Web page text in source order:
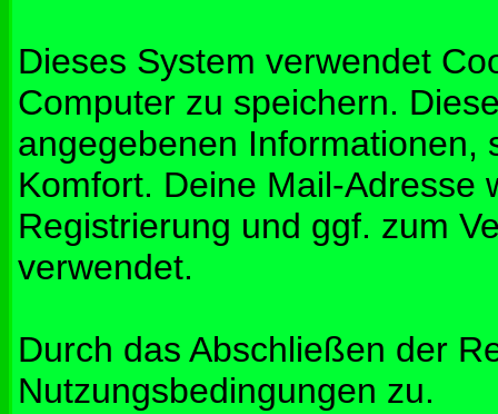
Dieses System verwendet
Computer zu speichern.
angegebenen Informationen,
Komfort. Deine Mail-Adresse
Registrierung und ggf. zum
verwendet.
Durch das Abschließen der
Nutzungsbedingungen zu.